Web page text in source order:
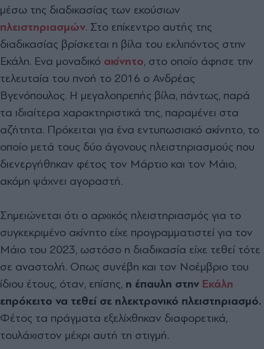
µέσω της διαδικασίας των εκούσιων
πλειστηριασµών. Στο επίκεντρο αυτής της
διαδικασίας βρίσκεται η βίλα του εκλιπόντος στην
Εκάλη. Ενα µοναδικό ακίνητο, στο οποίο άφησε την
τελευταία του πνοή το 2016 ο Ανδρέας
Βγενόπουλος. Η µεγαλοπρεπής βίλα, πάντως, παρά
τα ιδιαίτερα χαρακτηριστικά της, παραµένει στα
αζήτητα. Πρόκειται για ένα εντυπωσιακό ακίνητο, το
οποίο µετά τους δύο άγονους πλειστηριασµούς που
διενεργήθηκαν φέτος τον Μάρτιο και τον Μάιο,
ακόµη ψάχνει αγοραστή.
Σηµειώνεται ότι ο αρχικός πλειστηριασµός για το
συγκεκριµένο ακίνητο είχε προγραµµατιστεί για τον
Μάιο του 2023, ωστόσο η διαδικασία είχε τεθεί τότε
σε αναστολή. Οπως συνέβη και τον Νοέµβριο του
ίδιου έτους, όταν, επίσης, η έπαυλη στην Εκάλη
επρόκειτο να τεθεί σε ηλεκτρονικό πλειστηριασµό.
Φέτος τα πράγµατα εξελίχθηκαν διαφορετικά,
τουλάχιστον µέχρι αυτή τη στιγµή.